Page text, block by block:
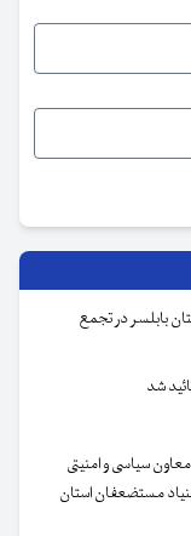
بابلسر در تجمع
شد
سیاسی و امنیتی
مستضعفان استان